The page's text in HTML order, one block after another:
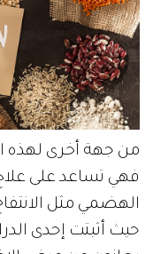
من جهة أخرى لهذه
فهي تساعد على
الهضمي مثل